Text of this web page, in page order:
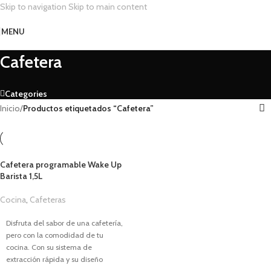
Skip to navigation Skip to main content
MENU
Cafetera
Categories
Inicio/Productos etiquetados “Cafetera”
Cafetera programable Wake Up
Barista 1,5L
Cocina, Cafeteras
Disfruta del sabor de una cafetería,
pero con la comodidad de tu
cocina. Con su sistema de
extracción rápida y su diseño